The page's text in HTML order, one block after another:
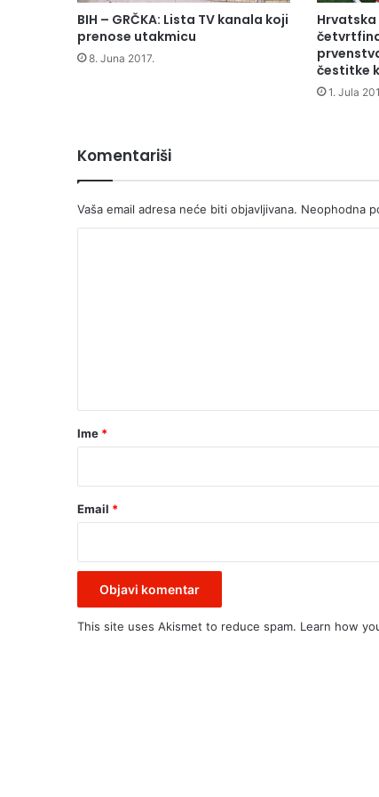
O
B
I
J
A
E
M
A
BIH – GRČKA: Lista TV kanala koji
prenose utakmicu
8. Juna 2017.
čestitke
1. Jula
Komentariši
Vaša email adresa neće biti objavljivana. Neophodna
rIme *
Email *
This site uses Akismet to reduce spam. Learn how